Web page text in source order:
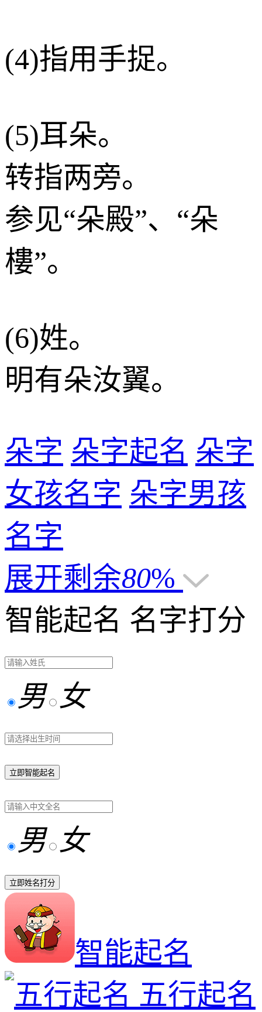
(4)指用手捉。
(5)耳朵。
转指两旁。
参见“朵殿”、“朵
樓”。
(6)姓。
明有朵汝翼。
朵字 朵字起名 朵字
女孩名字 朵字男孩
名字
展开剩余80%
智能起名 名字打分
男 女
立即智能起名
男 女
立即姓名打分
智能起名
五行起名